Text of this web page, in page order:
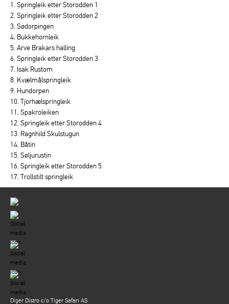
1. Springleik etter Storodden 1
2. Springleik etter Storodden 2
3. Sødorpingen
4. Bukkehornleik
5. Arve Brakars halling
6. Springleik etter Storodden 3
7. Isak Rustom
8. Kvælmålspringleik
9. Hundorpen
10. Tjorhælspringleik
11. Spakroleiken
12. Springleik etter Storodden 4
13. Ragnhild Skulstugun
14. Båtin
15. Søljurustin
16. Springleik etter Storodden 5
17. Trollstilt springleik
Diger Distro c/o Tiger Safari AS